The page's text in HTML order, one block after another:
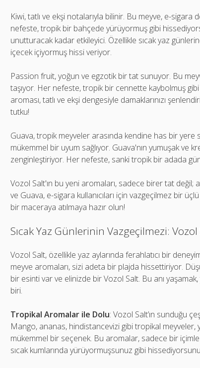
Kiwi, tatlı ve ekşi notalarıyla bilinir. Bu meyve, e-sigara
nefeste, tropik bir bahçede yürüyormuş gibi
unutturacak kadar etkileyici. Özellikle sıcak yaz
içecek içiyormuş hissi veriyor.
Passion fruit, yoğun ve egzotik bir tat sunuyor. Bu
taşıyor. Her nefeste, tropik bir cennette kaybolmuş
aroması, tatlı ve ekşi dengesiyle damaklarınızı
tutku!
Guava, tropik meyveler arasında kendine has bir yere
mükemmel bir uyum sağlıyor. Guava'nın yumuşak ve
zenginleştiriyor. Her nefeste, sanki tropik bir adada
Vozol Salt'ın bu yeni aromaları, sadece birer tat
ve Guava, e-sigara kullanıcıları için vazgeçilmez bir
bir maceraya atılmaya hazır olun!
Sıcak Yaz Günlerinin Vazgeçilmezi:
Vozol Salt, özellikle yaz aylarında ferahlatıcı bir
meyve aromaları, sizi adeta bir plajda hissettiriyor.
bir esinti var ve elinizde bir Vozol Salt. Bu anı yaşamak,
biri.
Tropikal Aromalar ile Dolu: Vozol Salt’ın sunduğu
Mango, ananas, hindistancevizi gibi tropikal meyveler,
mükemmel bir seçenek. Bu aromalar, sadece bir
sıcak kumlarında yürüyormuşsunuz gibi